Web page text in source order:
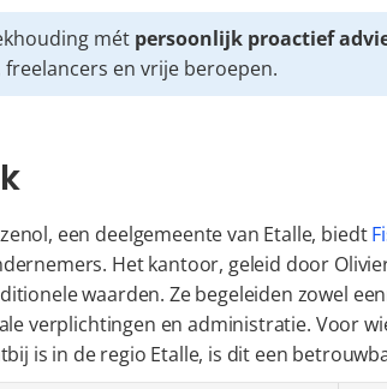
mét persoonlijk proactief
en vrije beroepen.
een deelgemeente van Etalle, biedt
Het kantoor, geleid door
waarden. Ze begeleiden zowel
verplichtingen en administratie. Voor
is in de regio Etalle, is dit een